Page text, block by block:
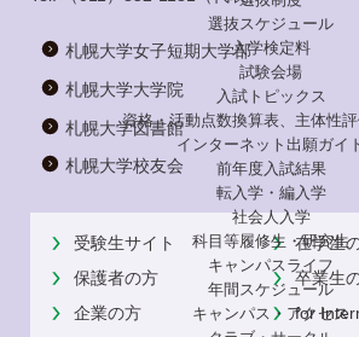
選抜スケジュール
入学検定料
試験会場
入試トピックス
資格・活動点数換算表、主体性
インターネット出願ガイ
前年度入試結果
転入学・編入学
社会人入学
科目等履修生・研究生
キャンパスライフ
年間スケジュール
キャンパス・アクセス
札幌大学女子短期大学部
札幌大学大学院
札幌大学図書館
札幌大学校友会
受験生サイト
在学生
保護者の方
卒業生
企業の方
for